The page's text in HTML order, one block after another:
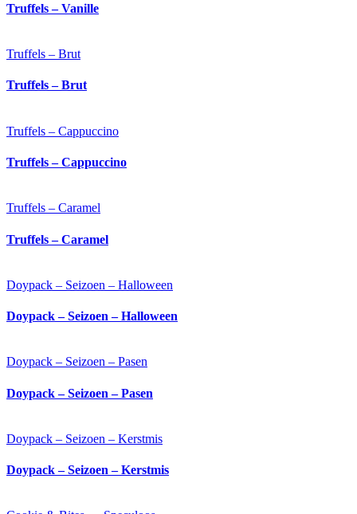
Truffels – Vanille
Truffels – Brut
Truffels – Brut
Truffels – Cappuccino
Truffels – Cappuccino
Truffels – Caramel
Truffels – Caramel
Doypack – Seizoen – Halloween
Doypack – Seizoen – Halloween
Doypack – Seizoen – Pasen
Doypack – Seizoen – Pasen
Doypack – Seizoen – Kerstmis
Doypack – Seizoen – Kerstmis